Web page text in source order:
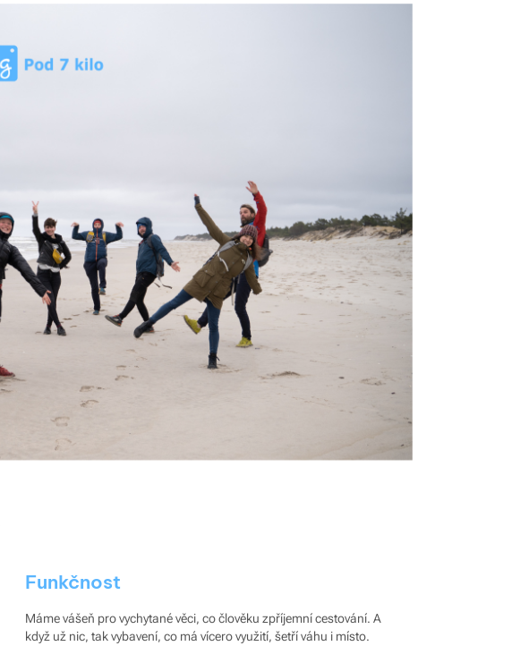
Funkčnost
Máme vášeň pro vychytané věci, co člověku zpříjemní cestování. A
když už nic, tak vybavení, co má vícero využití, šetří váhu i místo.